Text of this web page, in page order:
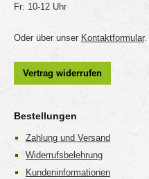
Fr: 10-12 Uhr
Oder über unser Kontaktformular.
Vertrag widerrufen
Bestellungen
Zahlung und Versand
Widerrufsbelehrung
Kundeninformationen